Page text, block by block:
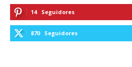
14 Seguidores
870 Seguidores